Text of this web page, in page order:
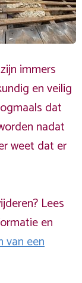
immers
en veilig
dat
nadat
weet dat er
Lees
en
van een